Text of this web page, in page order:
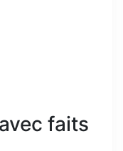
faits